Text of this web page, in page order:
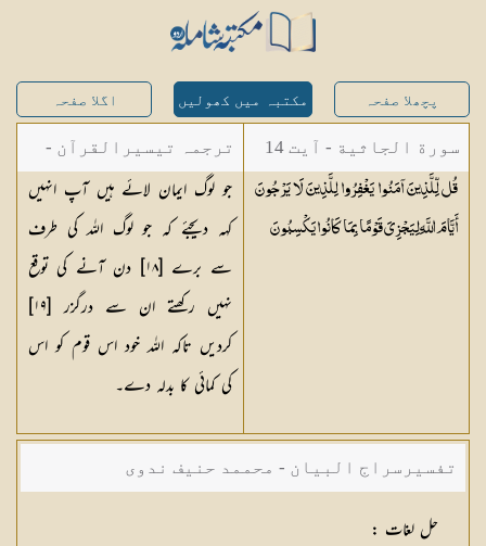
پچھلا صفحہ مکتبہ میں کھولیں اگلا صفحہ
سورة الجاثية - آیت 14
قُل لِّلَّذِينَ آمَنُوا يَغْفِرُوا لِلَّذِينَ لَا يَرْجُونَ
أَيَّامَ اللَّهِ لِيَجْزِيَ قَوْمًا بِمَا كَانُوايَكْسِبُونَ
ترجمہ تیسیرالقرآن -
مولانا عبد الرحمن
کیلانی
جو لوگ ایمان لائے ہیں آپ انہیں
کہہ دیجئے کہ جو لوگ اللہ کی طرف
سے برے [١٨] دن آنے کی توقع
نہیں رکھتے ان سے درگزر [١٩]
کردیں تاکہ اللہ خود اس قوم کو اس
کی کمائی کا بدلہ دے۔
تفسیرسراج البیان - محممد حنیف ندوی
حل لغات :